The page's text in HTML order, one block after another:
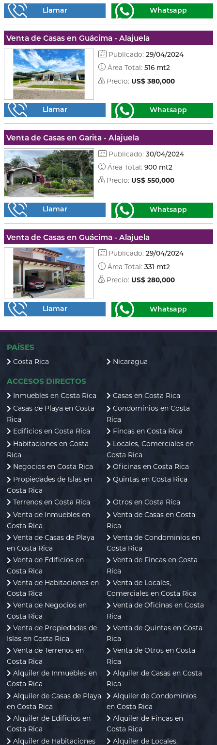
Llamar Whatsapp
Venta de Casas en Guácima - Alajuela
Publicado: 29/04/2024
Área Total: 516 mt2
Precio: US$ 380,000
Llamar Whatsapp
Venta de Casas en Garita - Alajuela
Publicado: 30/04/2024
Área Total: 900 mt2
Precio: US$ 550,000
Llamar Whatsapp
Venta de Casas en Guácima - Alajuela
Publicado: 29/04/2024
Área Total: 331 mt2
Precio: US$ 280,000
Llamar Whatsapp
PAÍSES
Costa Rica Nicaragua
ACCESOS DIRECTOS
Inmuebles en Costa Rica
Casas en Costa Rica
Casas de Playa en Costa
Rica
Condominios en Costa
Rica
Edificios en Costa Rica
Fincas en Costa Rica
Habitaciones en Costa
Rica
Locales, Comerciales en
Costa Rica
Negocios en Costa Rica
Oficinas en Costa Rica
Propiedades de Islas en
Costa Rica
Quintas en Costa Rica
Terrenos en Costa Rica
Otros en Costa Rica
Venta de Inmuebles en
Costa Rica
Venta de Casas en Costa
Rica
Venta de Casas de Playa
en Costa Rica
Venta de Condominios en
Costa Rica
Venta de Edificios en
Costa Rica
Venta de Fincas en Costa
Rica
Venta de Habitaciones en
Costa Rica
Venta de Locales,
Comerciales en Costa Rica
Venta de Negocios en
Costa Rica
Venta de Oficinas en Costa
Rica
Venta de Propiedades de
Islas en Costa Rica
Venta de Quintas en Costa
Rica
Venta de Terrenos en
Costa Rica
Venta de Otros en Costa
Rica
Alquiler de Inmuebles en
Costa Rica
Alquiler de Casas en Costa
Rica
Alquiler de Casas de Playa
en Costa Rica
Alquiler de Condominios
en Costa Rica
Alquiler de Edificios en
Costa Rica
Alquiler de Fincas en
Costa Rica
Alquiler de Habitaciones
Alquiler de Locales,